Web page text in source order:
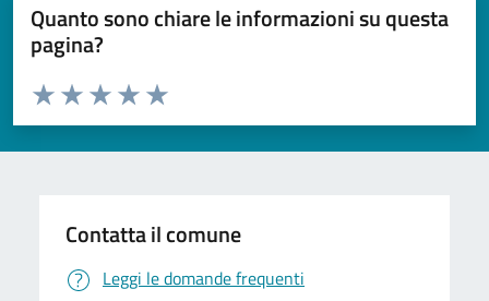
Quanto sono chiare le informazioni su questa
pagina?
Domanda
Valuta da 1 a 5 stelle la pagina
Valuta 5 stelle su 5
Valuta 4 stelle su 5
Valuta 3 stelle su 5
Valuta 2 stelle su 5
Valuta 1 stelle su 5
Contatta il comune
Leggi le domande frequenti